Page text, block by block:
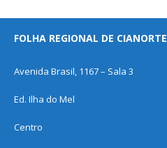
FOLHA REGIONAL DE CIANORTE
Avenida Brasil, 1167 – Sala 3
Ed. Ilha do Mel
Centro